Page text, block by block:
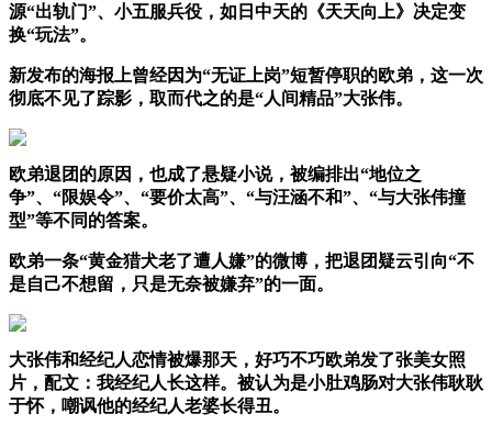
源“出轨门”、小五服兵役，如日中天的《天天向上》决定变
换“玩法”。
新发布的海报上曾经因为“无证上岗”短暂停职的欧弟，这一次
彻底不见了踪影，取而代之的是“人间精品”大张伟。
欧弟退团的原因，也成了悬疑小说，被编排出“地位之
争”、“限娱令”、“要价太高”、“与汪涵不和”、“与大张伟撞
型”等不同的答案。
欧弟一条“黄金猎犬老了遭人嫌”的微博，把退团疑云引向“不
是自己不想留，只是无奈被嫌弃”的一面。
大张伟和经纪人恋情被爆那天，好巧不巧欧弟发了张美女照
片，配文：我经纪人长这样。被认为是小肚鸡肠对大张伟耿耿
于怀，嘲讽他的经纪人老婆长得丑。